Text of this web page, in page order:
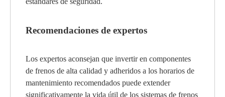
Recomendaciones de expertos
Los expertos aconsejan que invertir en componentes
de frenos de alta calidad y adheridos a los horarios de
mantenimiento recomendados puede extender
significativamente la vida útil de los sistemas de frenos